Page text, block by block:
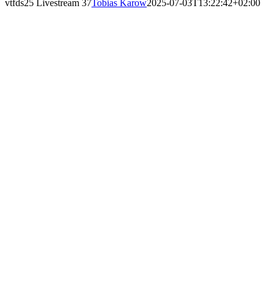
vtfds25 Livestream 37Tobias Karow2025-07-03T13:22:42+02:00